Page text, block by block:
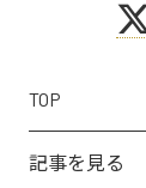
TOP
記事を見る